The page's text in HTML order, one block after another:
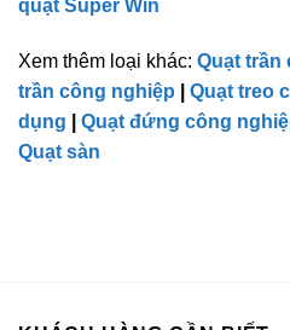
quạt Super Win
Xem thêm loại khác: Quạt trần
trần công nghiệp
Quạt treo
dụng
Quạt đứng công
Quạt sàn